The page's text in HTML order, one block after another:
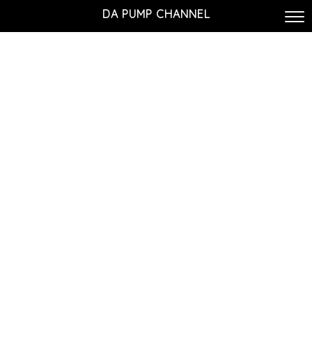
DA PUMP CHANNEL